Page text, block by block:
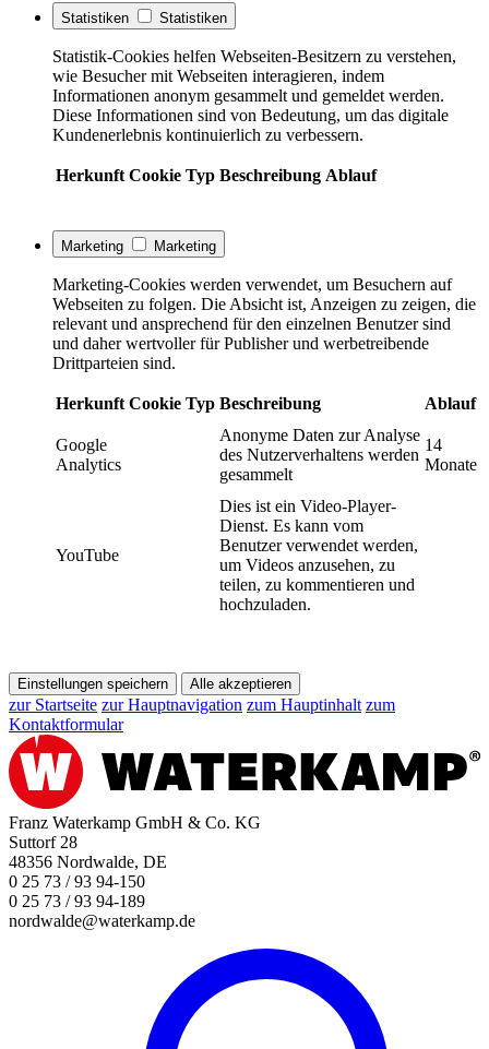
Statistiken Statistiken
Statistik-Cookies helfen Webseiten-Besitzern zu verstehen,
wie Besucher mit Webseiten interagieren, indem
Informationen anonym gesammelt und gemeldet werden.
Diese Informationen sind von Bedeutung, um das digitale
Kundenerlebnis kontinuierlich zu verbessern.
Herkunft Cookie Typ Beschreibung Ablauf
Marketing Marketing
Marketing-Cookies werden verwendet, um Besuchern auf
Webseiten zu folgen. Die Absicht ist, Anzeigen zu zeigen, die
relevant und ansprechend für den einzelnen Benutzer sind
und daher wertvoller für Publisher und werbetreibende
Drittparteien sind.
Herkunft Cookie Typ Beschreibung Ablauf
Google
Analytics
Anonyme Daten zur Analyse
des Nutzerverhaltens werden
gesammelt
14
Monate
YouTube
Dies ist ein Video-Player-
Dienst. Es kann vom
Benutzer verwendet werden,
um Videos anzusehen, zu
teilen, zu kommentieren und
hochzuladen.
Einstellungen speichern Alle akzeptieren
zur Startseite zur Hauptnavigation zum Hauptinhalt zum
Kontaktformular
Franz Waterkamp GmbH & Co. KG
Suttorf 28
48356 Nordwalde, DE
0 25 73 / 93 94-150
0 25 73 / 93 94-189
nordwalde@waterkamp.de